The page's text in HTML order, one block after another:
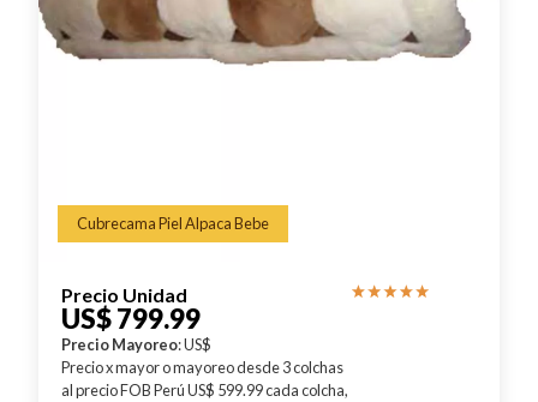
Cubrecama Piel Alpaca Bebe
Precio Unidad
US$ 799.99
Precio Mayoreo: US$
Precio x mayor o mayoreo desde 3 colchas
al precio FOB Perú US$ 599.99 cada colcha,